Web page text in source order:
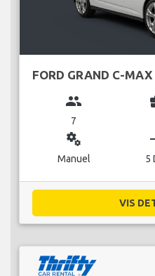
FORD GRAND C-MAX
group
7
miscellaneous_services
Manuel 5
VIS